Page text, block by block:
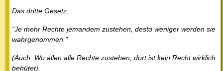
Das dritte Gesetz:
"Je mehr Rechte jemandem zustehen, desto weniger werden sie
wahrgenommen."
(Auch: Wo allen alle Rechte zustehen, dort ist kein Recht wirklich
behütet).